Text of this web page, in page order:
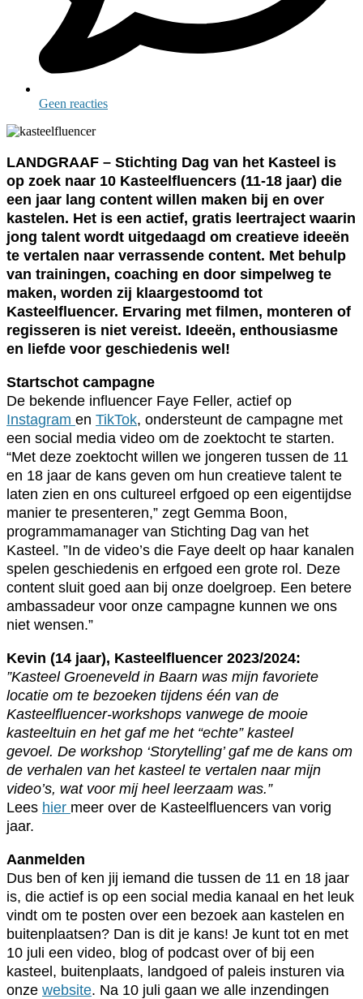
Geen reacties
LANDGRAAF – Stichting Dag van het Kasteel is
op zoek naar 10 Kasteelfluencers (11-18 jaar) die
een jaar lang content willen maken bij en over
kastelen. Het is een actief, gratis leertraject waarin
jong talent wordt uitgedaagd om creatieve ideeën
te vertalen naar verrassende content. Met behulp
van trainingen, coaching en door simpelweg te
maken, worden zij klaargestoomd tot
Kasteelfluencer. Ervaring met filmen, monteren of
regisseren is niet vereist. Ideeën, enthousiasme
en liefde voor geschiedenis wel!
Startschot campagne
De bekende influencer Faye Feller, actief op
Instagram en TikTok, ondersteunt de campagne met
een social media video om de zoektocht te starten.
“Met deze zoektocht willen we jongeren tussen de 11
en 18 jaar de kans geven om hun creatieve talent te
laten zien en ons cultureel erfgoed op een eigentijdse
manier te presenteren,” zegt Gemma Boon,
programmamanager van Stichting Dag van het
Kasteel. ”In de video’s die Faye deelt op haar kanalen
spelen geschiedenis en erfgoed een grote rol. Deze
content sluit goed aan bij onze doelgroep. Een betere
ambassadeur voor onze campagne kunnen we ons
niet wensen.”
Kevin (14 jaar), Kasteelfluencer 2023/2024:
”Kasteel Groeneveld in Baarn was mijn favoriete
locatie om te bezoeken tijdens één van de
Kasteelfluencer-workshops vanwege de mooie
kasteeltuin en het gaf me het “echte” kasteel
gevoel. De workshop ‘Storytelling’ gaf me de kans om
de verhalen van het kasteel te vertalen naar mijn
video’s, wat voor mij heel leerzaam was.”
Lees hier meer over de Kasteelfluencers van vorig
jaar.
Aanmelden
Dus ben of ken jij iemand die tussen de 11 en 18 jaar
is, die actief is op een social media kanaal en het leuk
vindt om te posten over een bezoek aan kastelen en
buitenplaatsen? Dan is dit je kans! Je kunt tot en met
10 juli een video, blog of podcast over of bij een
kasteel, buitenplaats, landgoed of paleis insturen via
onze website. Na 10 juli gaan we alle inzendingen